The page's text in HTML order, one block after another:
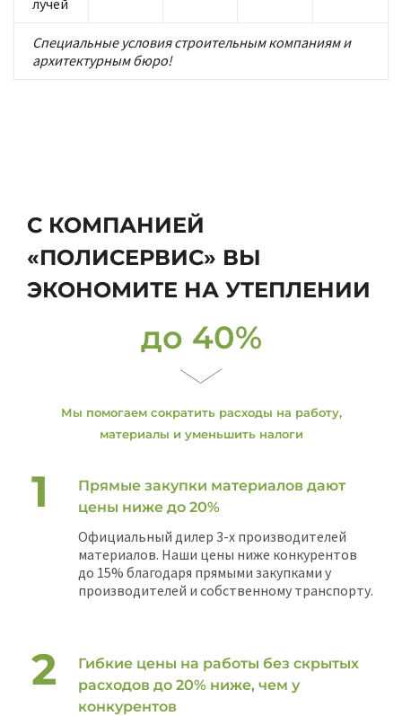
лучей
Специальные условия строительным компаниям и
архитектурным бюро!
С КОМПАНИЕЙ
«ПОЛИСЕРВИС» ВЫ
ЭКОНОМИТЕ НА УТЕПЛЕНИИ
до 40%
Мы помогаем сократить расходы на работу,
материалы и уменьшить налоги
Прямые закупки материалов дают
цены ниже до 20%
Официальный дилер 3-х производителей
материалов. Наши цены ниже конкурентов
до 15% благодаря прямыми закупками у
производителей и собственному транспорту.
Гибкие цены на работы без скрытых
расходов до 20% ниже, чем у
конкурентов